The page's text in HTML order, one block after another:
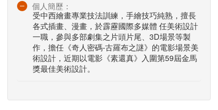
個人簡歷：
受中西繪畫專業技法訓練，手繪技巧純熟，擅長
各式插畫、漫畫，於霹靂國際多媒體 任美術設計
一職，參與多部劇集之片頭片尾、3D場景等製
作，擔任《奇人密碼-古羅布之謎》的電影場景美
術設計，近期以電影《素還真》入圍第59屆金馬
獎最佳美術設計。